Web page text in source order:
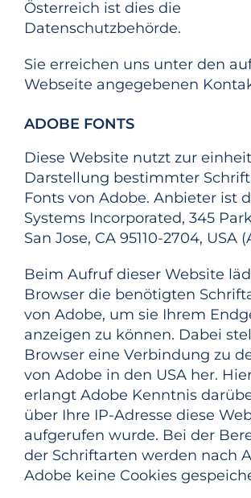
Österreich ist dies die
Datenschutzbehörde.
Sie erreichen uns unter den
Webseite angegebenen
ADOBE FONTS
Diese Website nutzt zur
Darstellung bestimmter
Fonts von Adobe. Anbieter ist
Systems Incorporated, 345
San Jose, CA 95110-2704, USA
Beim Aufruf dieser Website
Browser die benötigten
von Adobe, um sie Ihrem
anzeigen zu können. Dabei
Browser eine Verbindung zu
von Adobe in den USA her.
erlangt Adobe Kenntnis
über Ihre IP-Adresse diese
aufgerufen wurde. Bei der
der Schriftarten werden nach
Adobe keine Cookies